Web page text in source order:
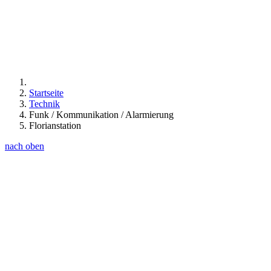
Startseite
Technik
Funk / Kommunikation / Alarmierung
Florianstation
nach oben